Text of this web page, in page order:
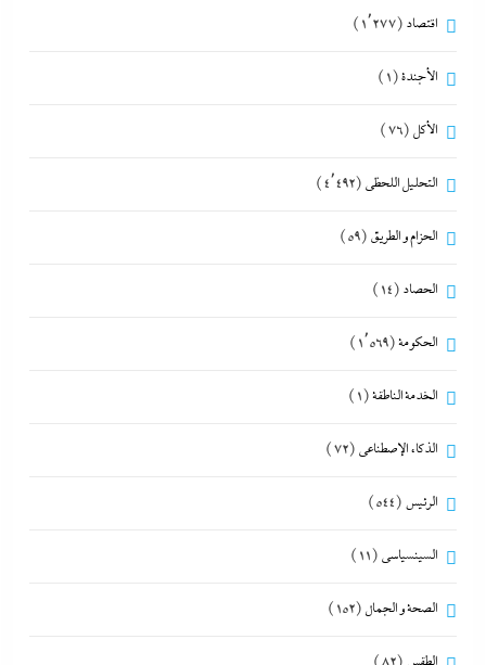
اقتصاد (1٬277)
الأجندة(1)
الأكل (76)
التحليل اللحظي (4٬492)
الحزام و الطريق (59)
الحصاد (14)
الحكومة(1٬569)
الخدمة الناطقة(1)
الذكاء الإصطناعي (72)
الرئيس (544)
السينسياسي (11)
الصحة و الجمال (152)